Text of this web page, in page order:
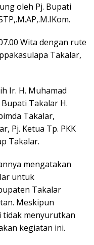
oleh Pj. Bupati
Wita dengan rute
Takalar,
Ir. H. Muhamad
Takalar H.
Takalar,
Pj. Ketua Tp. PKK
Takalar.
mengatakan
untuk
Takalar
Meskipun
tidak menyurutkan
kegiatan ini.